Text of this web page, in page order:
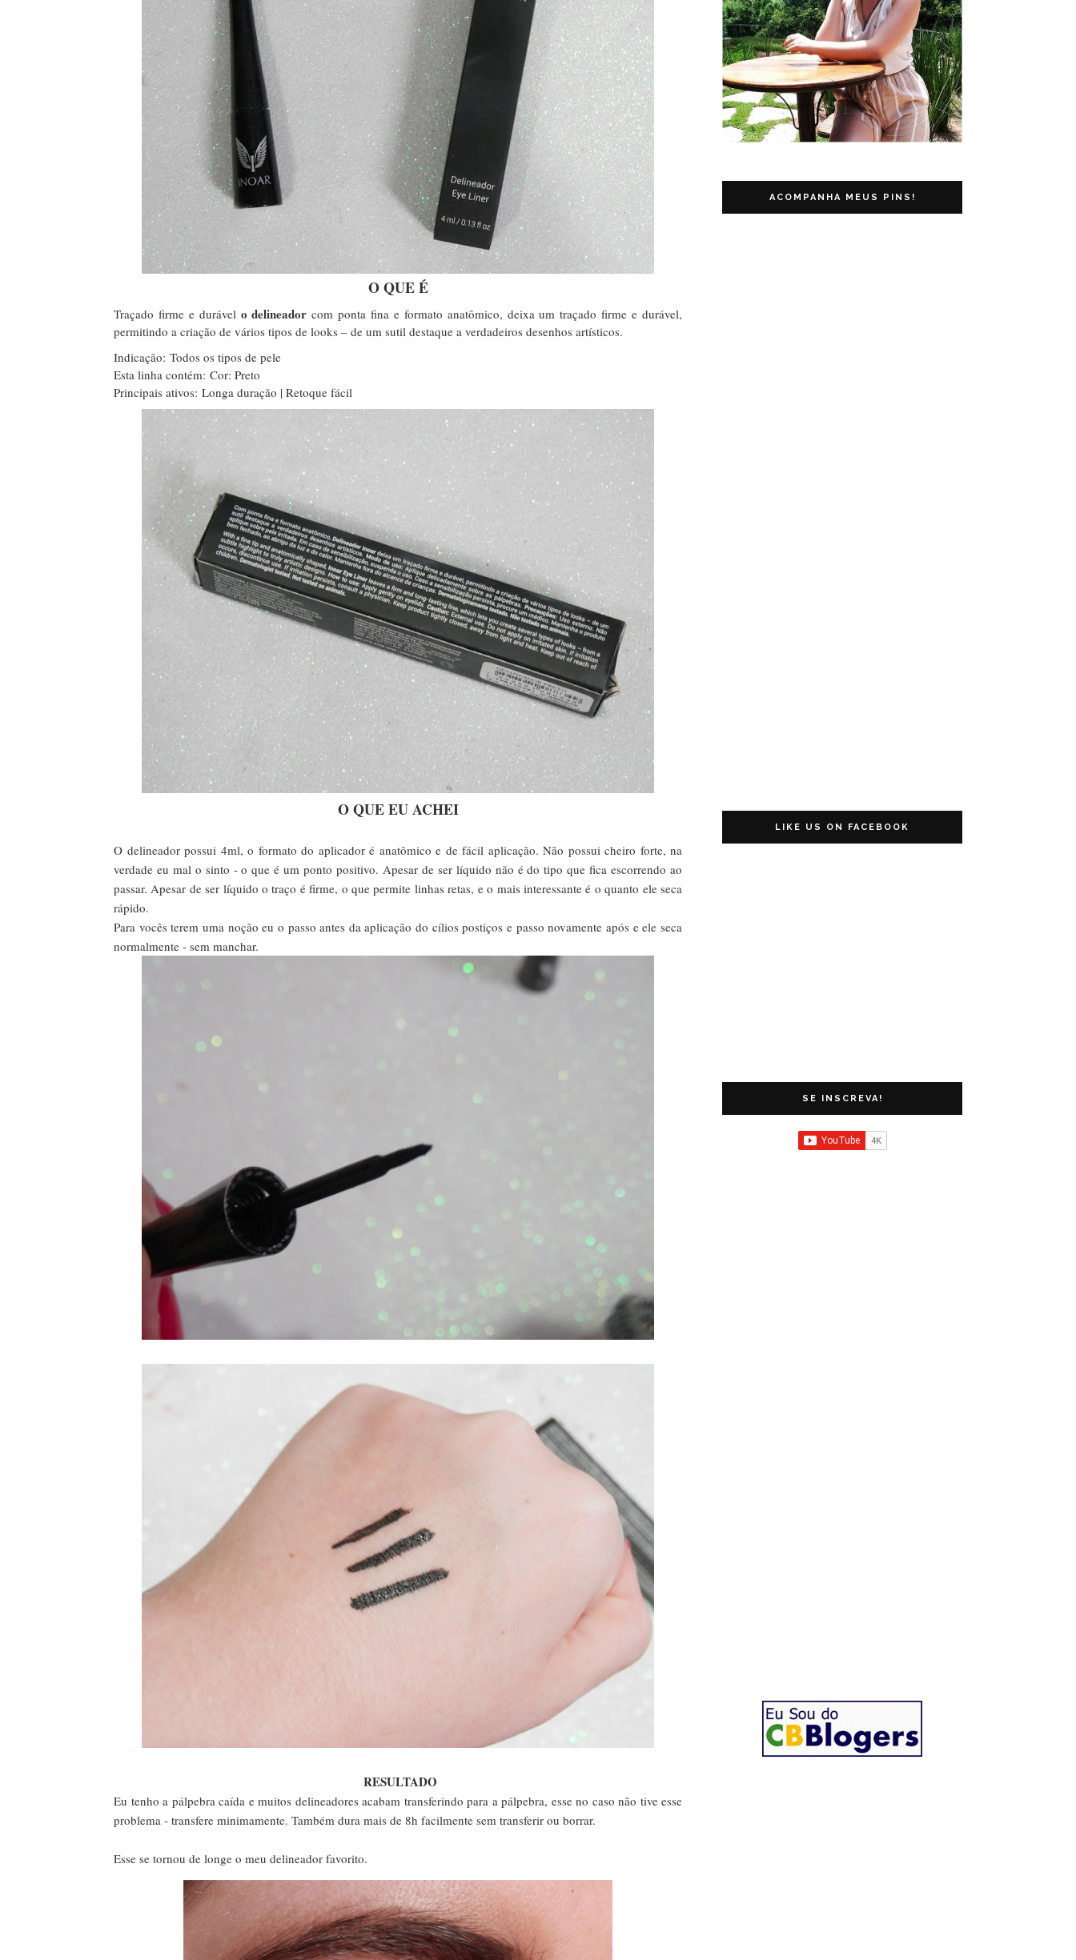
O QUE É
Traçado firme e durável o delineador com ponta fina e formato anatômico, deixa um traçado firme e durável,
permitindo a criação de vários tipos de looks – de um sutil destaque a verdadeiros desenhos artísticos.
Indicação: Todos os tipos de pele
Esta linha contém: Cor: Preto
Principais ativos: Longa duração | Retoque fácil
O QUE EU ACHEI
O delineador possui 4ml, o formato do aplicador é anatômico e de fácil aplicação. Não possui cheiro forte, na
verdade eu mal o sinto - o que é um ponto positivo. Apesar de ser líquido não é do tipo que fica escorrendo ao
passar. Apesar de ser líquido o traço é firme, o que permite linhas retas, e o mais interessante é o quanto ele seca
rápido.
Para vocês terem uma noção eu o passo antes da aplicação do cílios postiços e passo novamente após e ele seca
normalmente - sem manchar.
RESULTADO
Eu tenho a pálpebra caída e muitos delineadores acabam transferindo para a pálpebra, esse no caso não tive esse
problema - transfere minimamente. Também dura mais de 8h facilmente sem transferir ou borrar.
Esse se tornou de longe o meu delineador favorito.
ACOMPANHA MEUS PINS!
LIKE US ON FACEBOOK
SE INSCREVA!